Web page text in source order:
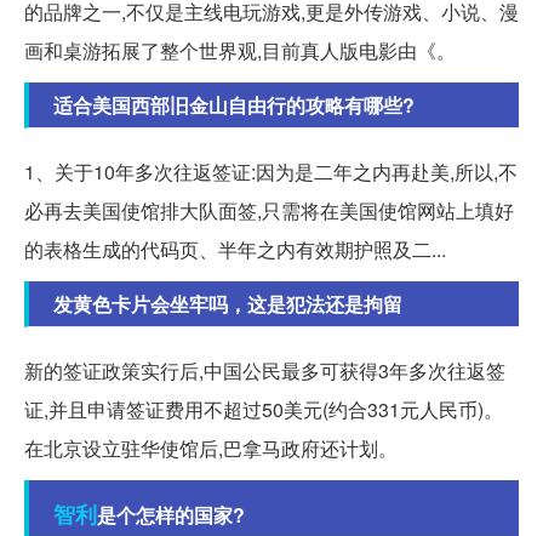
的品牌之一,不仅是主线电玩游戏,更是外传游戏、小说、漫
画和桌游拓展了整个世界观,目前真人版电影由《。
适合美国西部旧金山自由行的攻略有哪些?
1、关于10年多次往返签证:因为是二年之内再赴美,所以,不
必再去美国使馆排大队面签,只需将在美国使馆网站上填好
的表格生成的代码页、半年之内有效期护照及二...
发黄色卡片会坐牢吗，这是犯法还是拘留
新的签证政策实行后,中国公民最多可获得3年多次往返签
证,并且申请签证费用不超过50美元(约合331元人民币)。
在北京设立驻华使馆后,巴拿马政府还计划。
智利是个怎样的国家?